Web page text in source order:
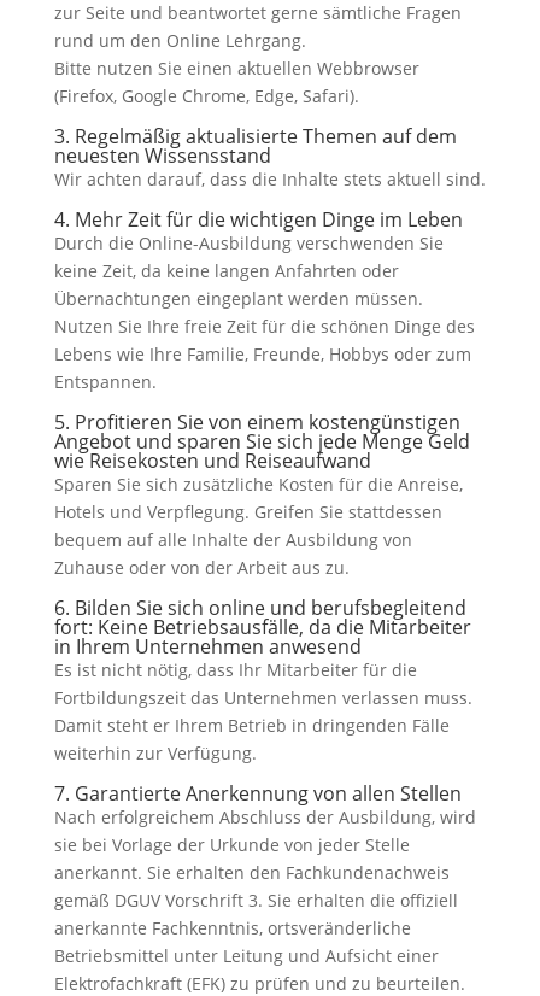
zur Seite und beantwortet gerne sämtliche Fragen
rund um den Online Lehrgang.
Bitte nutzen Sie einen aktuellen Webbrowser
(Firefox, Google Chrome, Edge, Safari).
3. Regelmäßig aktualisierte Themen auf dem
neuesten Wissensstand
Wir achten darauf, dass die Inhalte stets aktuell sind.
4. Mehr Zeit für die wichtigen Dinge im Leben
Durch die Online-Ausbildung verschwenden Sie
keine Zeit, da keine langen Anfahrten oder
Übernachtungen eingeplant werden müssen.
Nutzen Sie Ihre freie Zeit für die schönen Dinge des
Lebens wie Ihre Familie, Freunde, Hobbys oder zum
Entspannen.
5. Profitieren Sie von einem kostengünstigen
Angebot und sparen Sie sich jede Menge Geld
wie Reisekosten und Reiseaufwand
Sparen Sie sich zusätzliche Kosten für die Anreise,
Hotels und Verpflegung. Greifen Sie stattdessen
bequem auf alle Inhalte der Ausbildung von
Zuhause oder von der Arbeit aus zu.
6. Bilden Sie sich online und berufsbegleitend
fort: Keine Betriebsausfälle, da die Mitarbeiter
in Ihrem Unternehmen anwesend
Es ist nicht nötig, dass Ihr Mitarbeiter für die
Fortbildungszeit das Unternehmen verlassen muss.
Damit steht er Ihrem Betrieb in dringenden Fälle
weiterhin zur Verfügung.
7. Garantierte Anerkennung von allen Stellen
Nach erfolgreichem Abschluss der Ausbildung, wird
sie bei Vorlage der Urkunde von jeder Stelle
anerkannt. Sie erhalten den Fachkundenachweis
gemäß DGUV Vorschrift 3. Sie erhalten die offiziell
anerkannte Fachkenntnis, ortsveränderliche
Betriebsmittel unter Leitung und Aufsicht einer
Elektrofachkraft (EFK) zu prüfen und zu beurteilen.